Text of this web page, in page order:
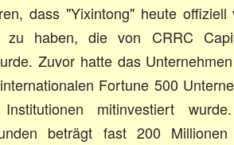
dass "Yixintong" heute
zu haben, die von CRRC
Zuvor hatte das
Fortune 500
Institutionen mitinvestiert
beträgt fast 200